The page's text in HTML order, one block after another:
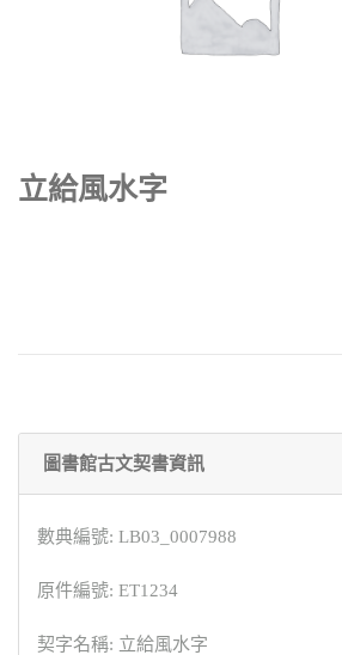
立給風水字
圖書館古文契書資訊
數典編號: LB03_0007988
原件編號: ET1234
契字名稱: 立給風水字